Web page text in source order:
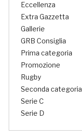
Eccellenza
Extra Gazzetta
Gallerie
GRB Consiglia
Prima categoria
Promozione
Rugby
Seconda categoria
Serie C
Serie D